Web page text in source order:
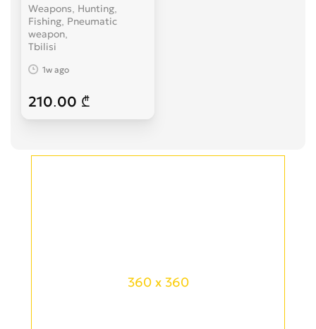
Weapons, Hunting,
Fishing, Pneumatic
weapon
Tbilisi
1w ago
210.00 ₾
360 x 360